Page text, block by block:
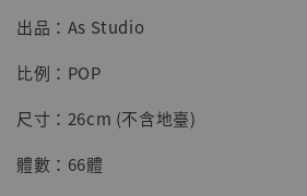
【店內現貨】七龍珠 系列蒐
明紀念款 [奇蹟工作室]
NT$ 5,580
出品：As Studio
比例：POP
尺寸：26cm (不含地臺)
體數：66體